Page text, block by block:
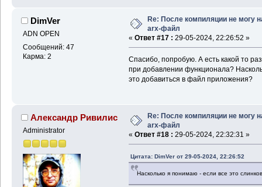
DimVer
ADN OPEN
Сообщений: 47
Карма: 2
Re: После компиляции не могу
arx-файл
« Ответ #17 : 29-05-2024, 22:26:52 »
Спасибо, попробую. А есть какой то
при добавлении функционала?
это добавиться в файл приложения?
Александр Ривилис
Administrator
Re: После компиляции не могу
arx-файл
« Ответ #18 : 29-05-2024, 22:32:31 »
Цитата: DimVer от 29-05-2024, 22:26:52
Насколько я понимаю - если все это